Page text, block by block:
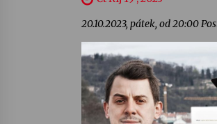
20.10.2023, pátek, od 20:00